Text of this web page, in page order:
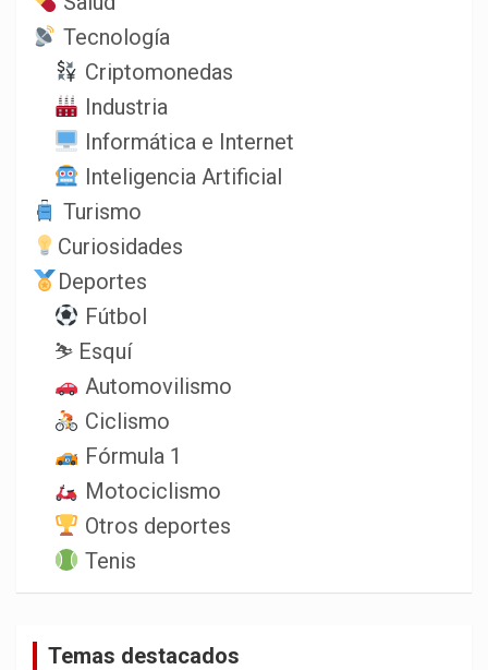
Tecnología
Criptomonedas
Industria
Informática e Internet
Inteligencia Artificial
Turismo
Curiosidades
Deportes
Fútbol
⛷️ Esquí
Automovilismo
Ciclismo
Fórmula 1
Motociclismo
Otros deportes
Tenis
Temas destacados